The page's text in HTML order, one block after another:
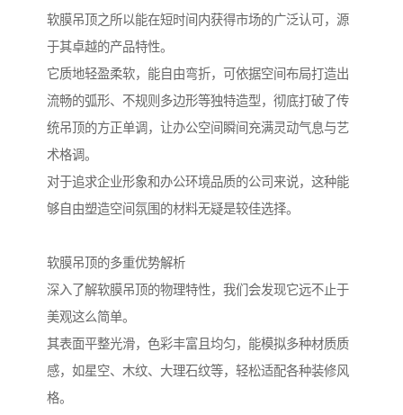
软膜吊顶之所以能在短时间内获得市场的广泛认可，源
于其卓越的产品特性。
它质地轻盈柔软，能自由弯折，可依据空间布局打造出
流畅的弧形、不规则多边形等独特造型，彻底打破了传
统吊顶的方正单调，让办公空间瞬间充满灵动气息与艺
术格调。
对于追求企业形象和办公环境品质的公司来说，这种能
够自由塑造空间氛围的材料无疑是较佳选择。
软膜吊顶的多重优势解析
深入了解软膜吊顶的物理特性，我们会发现它远不止于
美观这么简单。
其表面平整光滑，色彩丰富且均匀，能模拟多种材质质
感，如星空、木纹、大理石纹等，轻松适配各种装修风
格。